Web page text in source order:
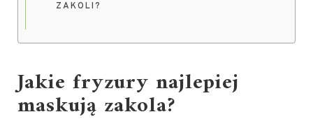
ZAKOLI?
Jakie fryzury najlepiej
maskują zakola?